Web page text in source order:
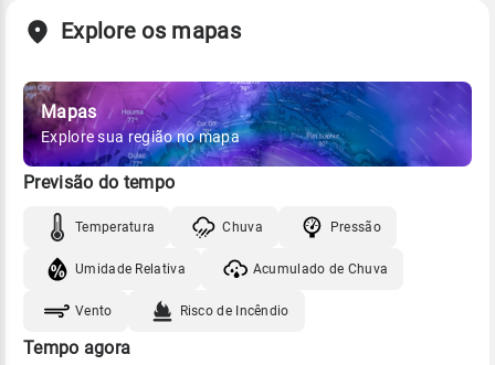
Explore os mapas
Mapas
Explore sua região no mapa
Previsão do tempo
Temperatura Chuva Pressão
Umidade Relativa Acumulado de Chuva
Vento Risco de Incêndio
Tempo agora